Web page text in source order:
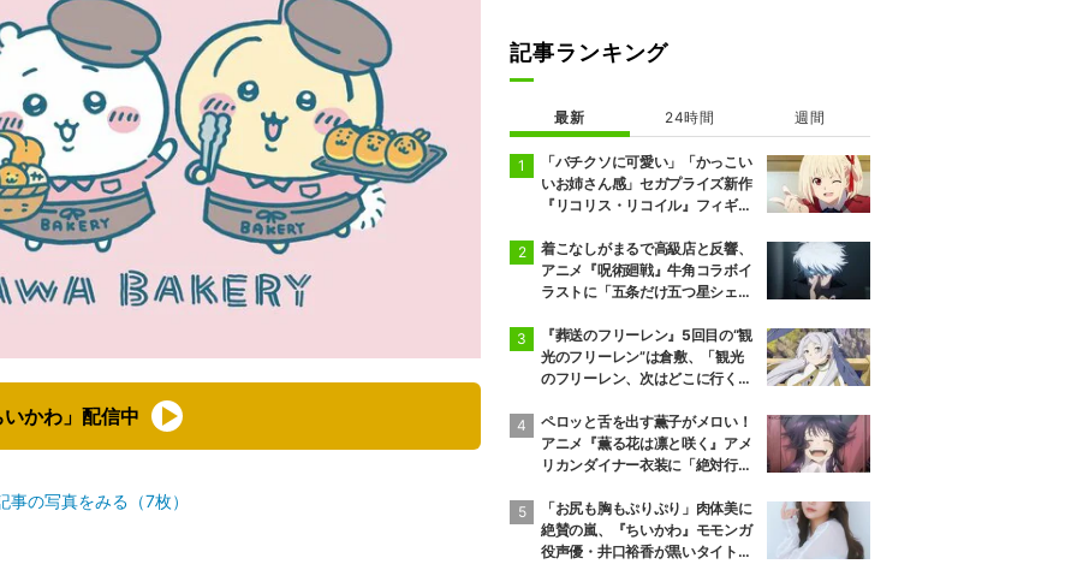
かわ」配信中
事の写真をみる（7枚）
記事ランキング
最新 24時間 週間
「バチクソに可愛い」「かっこい
いお姉さん感」セガプライズ新作
『リコリス・リコイル』フィギュ
着こなしがまるで高級店と反響、
アニメ『呪術廻戦』牛角コラボイ
ラストに「五条だけ五つ星シェ
『葬送のフリーレン』5回目の“観
光のフリーレン”は倉敷、「観光
のフリーレン、次はどこに行くの
ペロッと舌を出す薫子がメロい！
アニメ『薫る花は凛と咲く』アメ
リカンダイナー衣装に「絶対行き
「お尻も胸もぷりぷり」肉体美に
絶賛の嵐、『ちいかわ』モモンガ
役声優・井口裕香が黒いタイトウ